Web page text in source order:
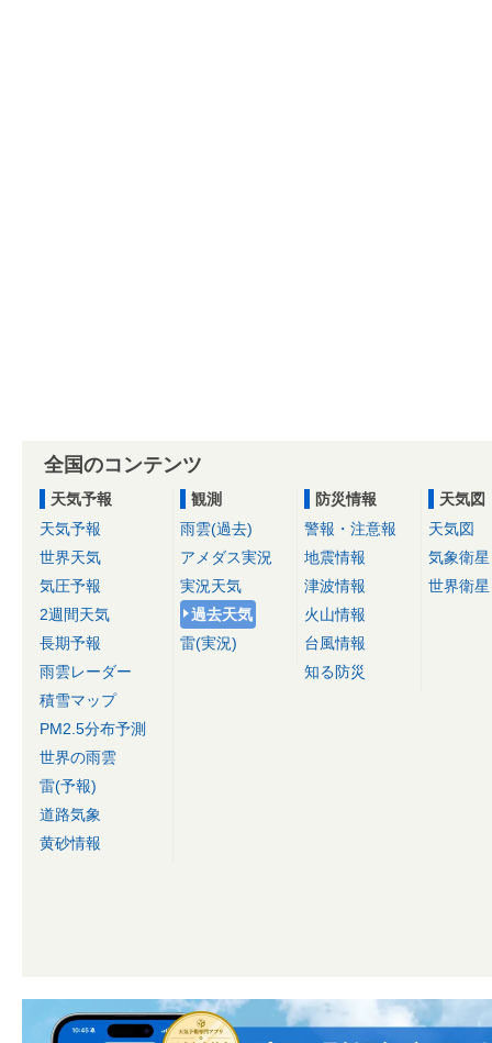
全国のコンテンツ
天気予報
天気予報
世界天気
気圧予報
2週間天気
長期予報
雨雲レーダー
積雪マップ
PM2.5分布予測
世界の雨雲
雷(予報)
道路気象
黄砂情報
観測
雨雲(過去)
アメダス実況
実況天気
過去天気
雷(実況)
防災情報
警報・注意報
地震情報
津波情報
火山情報
台風情報
知る防災
天気図
天気図
気象衛星
世界衛星